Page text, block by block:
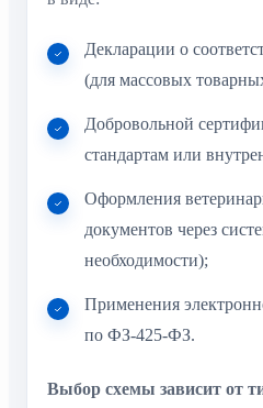
Декларации о
(для массовых
Добровольной
стандартам или
Оформления
документов через
необходимости);
Применения
по ФЗ-425-ФЗ.
Выбор схемы зависит от